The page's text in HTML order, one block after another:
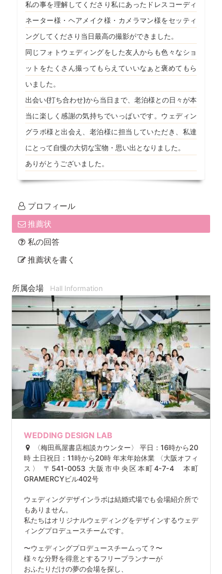
私の事を理解してくださり私にあったドレスコーディ
ネーター様・ヘアメイク様・カメラマン様をセッティ
ングしてくださり当日最高の撮影ができました。
同じフォトウェディングをした友人からも色々なショ
ットをたくさん撮ってもらえていいなぁと褒めてもら
いました。
出会い(打ち合わせ)から当日まで、老泊様との日々が本
当に楽しく感謝の気持ちでいっぱいです。ウェディン
グラボ様と出会え、老泊様に担当していただき、私達
にとって自慢の大切な宝物・思い出となりました。
ありがとうございました。
プロフィール
推薦状
私の回答
推薦状を書く
所属会場 Hall Information
WEDDING DESIGN LAB
〈梅田蔦屋書店相談カウンター〉 平日：16時から20
時 土日祝日：11時から20時 年末年始休業 〈大阪オフィ
ス〉 〒541-0053 大阪市中央区本町4-7-4 本町
GRAMERCYビル402号
ウェディングデザインラボは結婚式場でも会場紹介所で
もありません。
私たちはオリジナルウェディングをデザインするウェデ
ィングプロデュースチームです。
〜ウェディングプロデュースチームって？〜
様々な分野を得意とするフリープランナーが
おふたりだけの夢の会場を探し、